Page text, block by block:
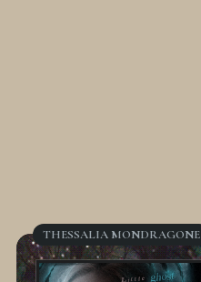
THESSALIA MONDRAGONE